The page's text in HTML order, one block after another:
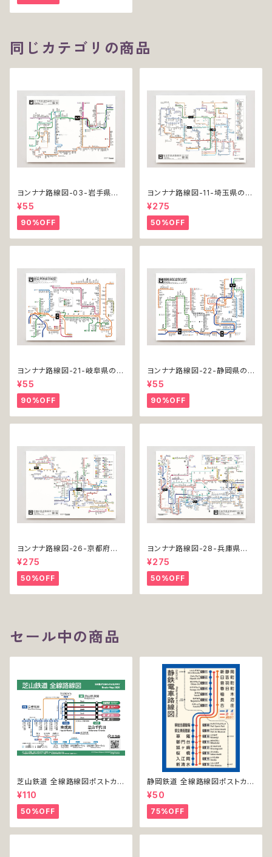
同じカテゴリの商品
ヨンナナ路線図-03-岩手県の
鉄道（Iwate / ミニポスター / 2
019）
¥55
90%OFF
ヨンナナ路線図-11-埼玉県の鉄
道（Saitama / ミニポスター / 2
022）
¥275
50%OFF
ヨンナナ路線図-21-岐阜県の鉄
道（Gifu / ミニポスター / 201
7）
¥55
90%OFF
ヨンナナ路線図-22-静岡県の
鉄道（Shizuoka / ミニポスター
/ 2016）
¥55
90%OFF
ヨンナナ路線図-26-京都府の
鉄道（Kyoto / ミニポスター / 2
022）
¥275
50%OFF
ヨンナナ路線図-28-兵庫県の
鉄道（Hyogo / ミニポスター /
2022）
¥275
50%OFF
セール中の商品
芝山鉄道 全線路線図ポストカー
ド 2020
¥110
50%OFF
静岡鉄道 全線路線図ポストカー
ド 2017
¥50
75%OFF